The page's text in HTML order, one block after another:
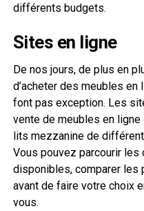
différents budgets.
Sites en ligne
De nos jours, de plus en
d’acheter des meubles
font pas exception. Les
vente de meubles en
lits mezzanine de
Vous pouvez parcourir
disponibles, comparer
avant de faire votre choix
vous.